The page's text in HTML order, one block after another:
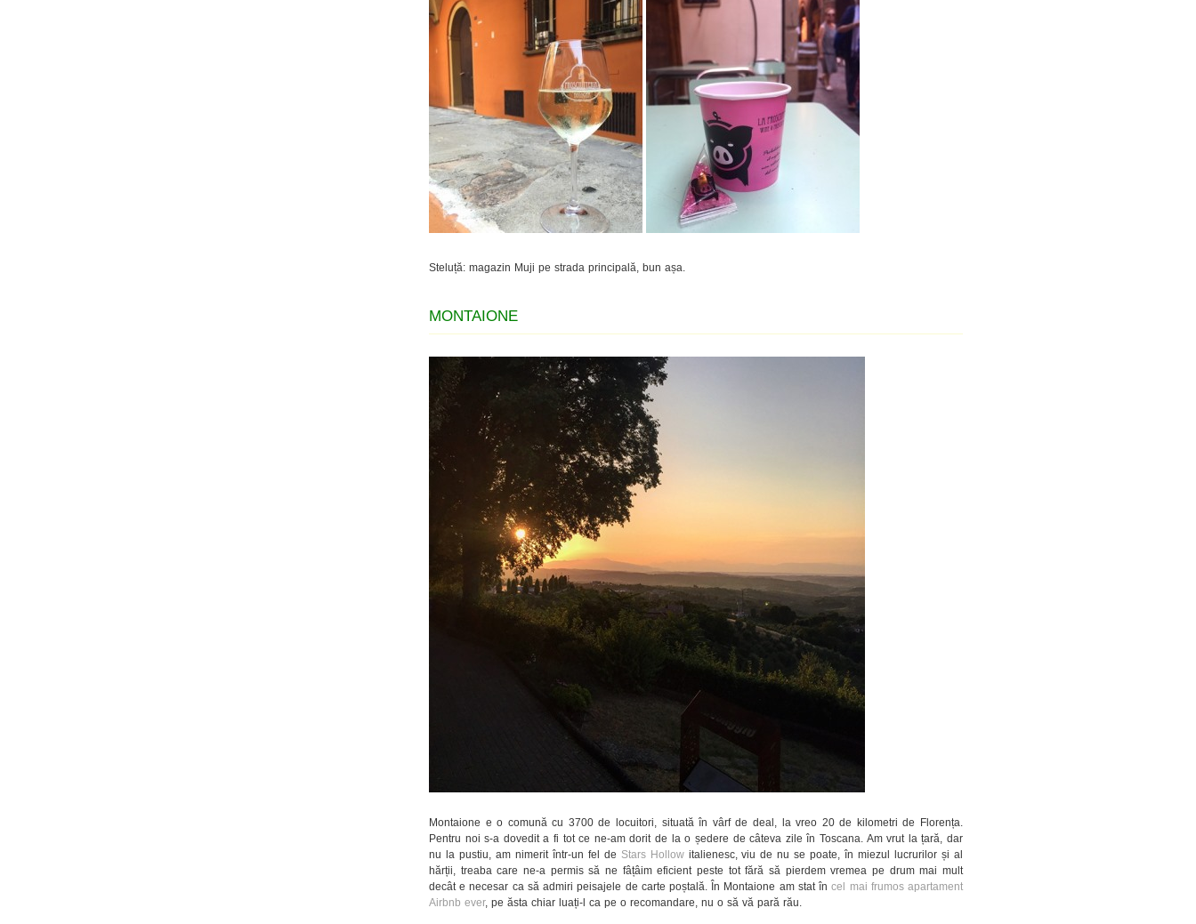
Steluță: magazin Muji pe strada principală, bun așa.
MONTAIONE
Montaione e o comună cu 3700 de locuitori, situată în vârf de deal, la vreo 20 de kilometri de Florența.
Pentru noi s-a dovedit a fi tot ce ne-am dorit de la o ședere de câteva zile în Toscana. Am vrut la țară, dar
nu la pustiu, am nimerit într-un fel de Stars Hollowitalienesc, viu de nu se poate, în miezul lucrurilor și al
hărții, treaba care ne-a permis să ne fâțâim eficient peste tot fără să pierdem vremea pe drum mai mult
decât e necesar ca să admiri peisajele de carte poștală. În Montaione am stat încel mai frumos apartament
Airbnb ever, pe ăsta chiar luați-l ca pe o recomandare, nu o să vă pară rău.